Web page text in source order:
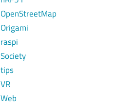
OpenStreetMap
Origami
raspi
Society
tips
VR
Web